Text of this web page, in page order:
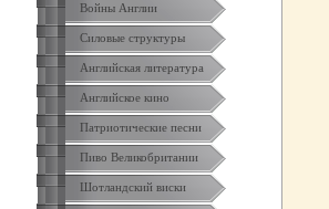
Войны Англии
Силовые структуры
Английская литература
Английское кино
Патриотические песни
Пиво Великобритании
Шотландский виски